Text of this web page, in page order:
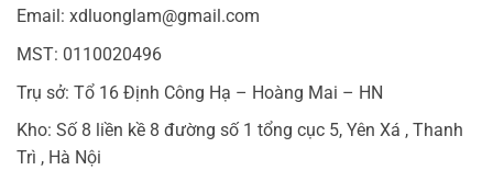
Email: xdluonglam@gmail.com
MST: 0110020496
Trụ sở: Tổ 16 Định Công Hạ – Hoàng Mai – HN
Kho: Số 8 liền kề 8 đường số 1 tổng cục 5, Yên Xá , Thanh
Trì , Hà Nội